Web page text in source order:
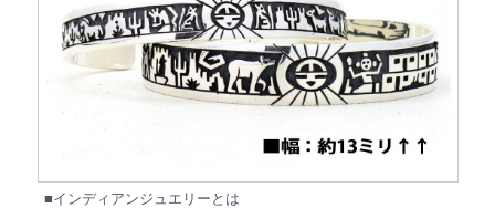
■インディアンジュエリーとは